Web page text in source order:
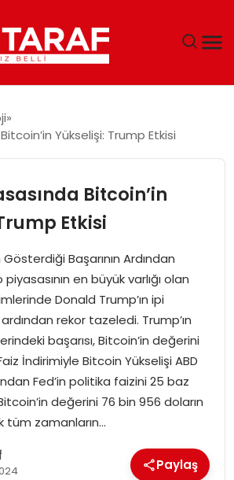
Yükselişi: Trump Etkisi
Bitcoin’in
Etkisi
Gösterdiği Başarının Ardından
piyasasının en büyük varlığı olan
Donald Trump’ın ipi
rekor tazeledi. Trump’ın
başarısı, Bitcoin’in değerini
İndirimiyle Bitcoin Yükselişi ABD
Fed’in politika faizini 25 baz
değerini 76 bin 956 doların
tüm zamanların…
Paylaş